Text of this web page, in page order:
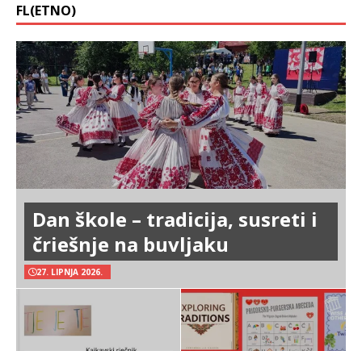
FL(ETNO)
Dan škole – tradicija, susreti i
čriešnje na buvljaku
27. LIPNJA 2026.